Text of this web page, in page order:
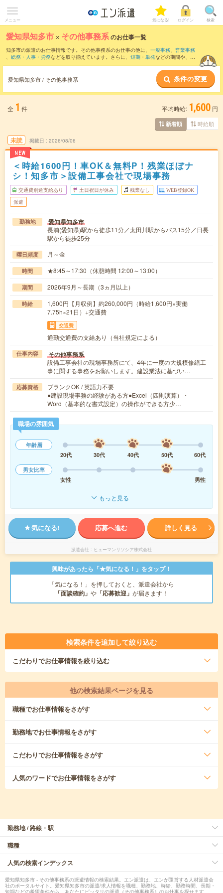
メニュー 気になる! ログイン 検索
愛知県知多市 × その他事務系のお仕事一覧
知多市の派遣のお仕事情報です。その他事務系のお仕事の他に、 一般事務、 営業事務
、 総務・人事・労務などを取り揃えています。さらに、 短期 ・ 単発などの期間や、 職
愛知県知多市 / その他事務系 条件の変更
全 1 件 平均時給: 1,600 円
新着順 時給順
未読
NEW
掲載日 2026/08/06
＜時給1600円！車OK＆無料P！残業ほぼナ
シ！知多市＞設備工事会社で現場事務
交通費別途支給あり 土日祝日が休み 残業なし WEB登録OK
派遣
勤務地 愛知県知多市
長浦(愛知県)駅から徒歩11分／太田川駅からバス15分／日長
駅から徒歩25分
曜日頻度 月～金
時間 ★8:45～17:30（休憩時間 12:00～13:00）
期間 2026年9月～長期（3ヵ月以上）
時給
1,600円【月収例】約260,000円（時給1,600円×実働
7.75h×21日）+交通費
交通費
通勤交通費の支給あり（当社規定による）
仕事内容 その他事務系
設備工事会社の現場事務所にて、4年に一度の大規模修繕工
事に関する事務をお願いします。建設業法に基づい…
応募資格
ブランクOK / 英語力不要
●建設現場事務の経験がある方●Excel（四則演算）・
Word（基本的な書式設定）の操作ができる方少…
職場の雰囲気
年齢層
20代
30代 40代 50代
60代
男女比率
女性
男性
もっと見る
気になる! 応募へ進む 詳しく見る
派遣会社 ヒューマンリソシア株式会社
興味があったら「★気になる！」をタップ！
「気になる！」を押しておくと、派遣会社から
「面談確約」 や 「応募歓迎」 が届きます！
検索条件を追加して絞り込む
こだわりでお仕事情報を絞り込む
他の検索結果ページを見る
職種でお仕事情報をさがす
勤務地でお仕事情報をさがす
こだわりでお仕事情報をさがす
人気のワードでお仕事情報をさがす
勤務地 / 路線・駅
職種
人気の検索インデックス
愛知県知多市 - その他事務系の派遣情報の検索結果。エン派遣は、エンが運営する人材派遣会
社のポータルサイト。愛知県知多市の派遣/求人情報を職種、勤務地、時給、勤務時間、長期・
短期などの希望条件から、あなたにピッタリの派遣（その他事務系）のお仕事を探せます。